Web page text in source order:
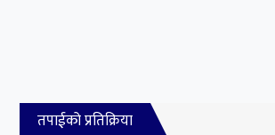
तपाईको प्रतिक्रिया